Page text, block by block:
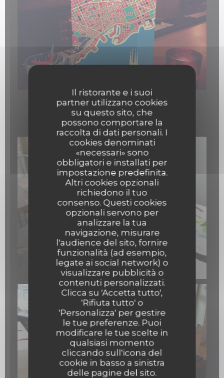
Il ristorante e i suoi
partner utilizzano cookies
su questo sito, che
possono comportare la
raccolta di dati personali. I
cookies denominati
«necessari» sono
obbligatori e installati per
impostazione predefinita.
Altri cookies opzionali
richiedono il tuo
consenso. Questi cookies
opzionali servono per
analizzare la tua
navigazione, misurare
l'audience del sito, fornire
funzionalità (ad esempio,
legate ai social network) o
visualizzare pubblicità o
contenuti personalizzati.
Clicca su 'Accetta tutto',
'Rifiuta tutto' o
'Personalizza' per gestire
le tue preferenze. Puoi
modificare le tue scelte in
qualsiasi momento
cliccando sull'icona del
cookie in basso a sinistra
delle pagine del sito.
Quelques cocktails